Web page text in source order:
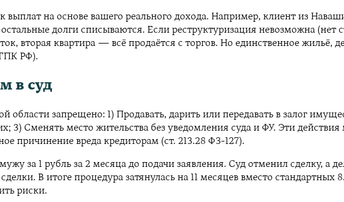
на основе вашего реального дохода. Например, клиент из
долги списываются. Если реструктуризация невозможна (нет
вторая квартира — всё продаётся с торгов. Но единственное жильё,
РФ).
в суд
области запрещено: 1) Продавать, дарить или передавать в залог
3) Сменять место жительства без уведомления суда и ФУ. Эти
причинение вреда кредиторам (ст. 213.28 ФЗ-127).
за 1 рубль за 2 месяца до подачи заявления. Суд отменил сделку, а
В итоге процедура затянулась на 11 месяцев вместо
риски.